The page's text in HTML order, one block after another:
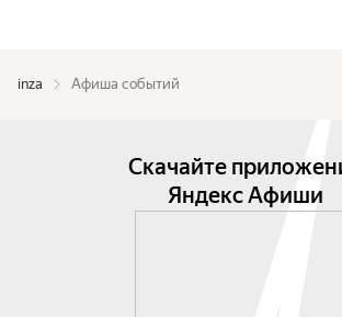
inza Афиша событий
Скачайте
Яндекс Афиши